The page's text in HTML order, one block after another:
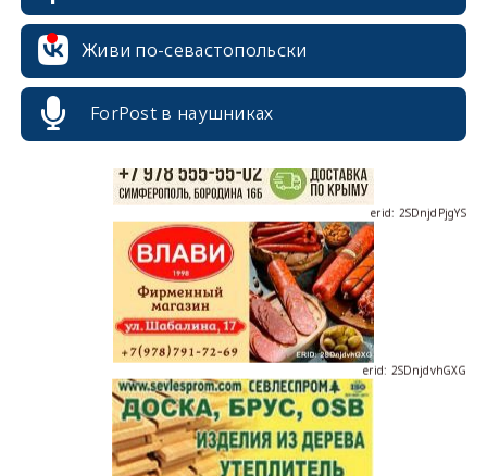
Живи по-севастопольски
ForPost в наушниках
erid: 2SDnjcrDNw6
erid: 2SDnjdPjgYS
erid: 2SDnjdvhGXG